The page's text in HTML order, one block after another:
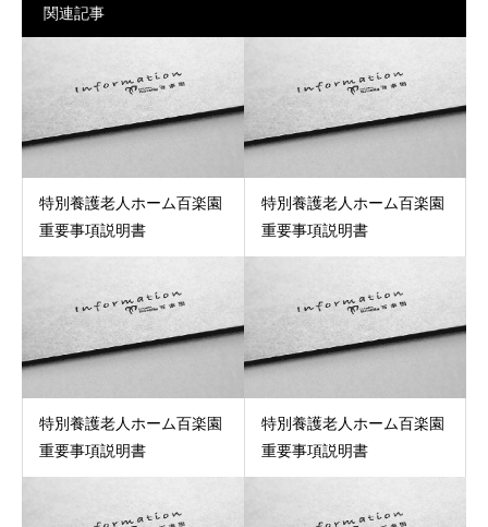
関連記事
特別養護老人ホーム百楽園
重要事項説明書
特別養護老人ホーム百楽園
重要事項説明書
特別養護老人ホーム百楽園
重要事項説明書
特別養護老人ホーム百楽園
重要事項説明書